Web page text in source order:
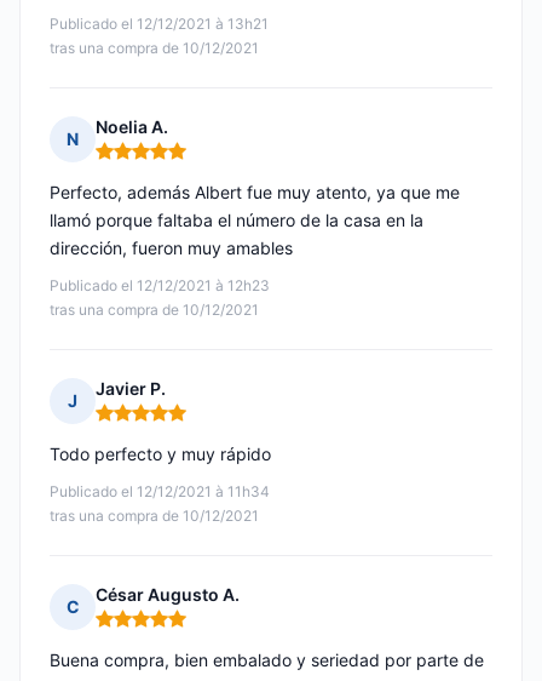
Publicado el 12/12/2021 à 13h21
tras una compra de 10/12/2021
N
Noelia A.
Nota: 5 de 5
Publicado el 12/12/2021 à 12h23
tras una compra de 10/12/2021
Perfecto, además Albert fue muy atento, ya que me
llamó porque faltaba el número de la casa en la
dirección, fueron muy amables
J
Javier P.
Nota: 5 de 5
Publicado el 12/12/2021 à 11h34
tras una compra de 10/12/2021
Todo perfecto y muy rápido
C
César Augusto A.
Nota: 5 de 5
Buena compra, bien embalado y seriedad por parte de